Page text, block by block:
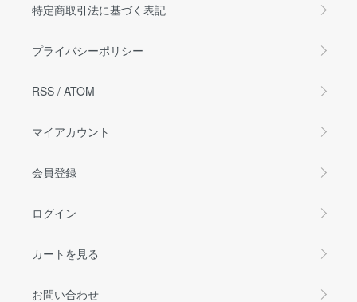
特定商取引法に基づく表記
プライバシーポリシー
RSS / ATOM
マイアカウント
会員登録
ログイン
カートを見る
お問い合わせ